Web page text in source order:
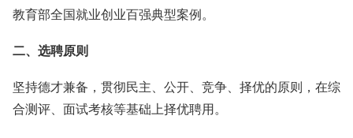
教育部全国就业创业百强典型案例。
二、选聘原则
坚持德才兼备，贯彻民主、公开、竞争、择优的原则，在综
合测评、面试考核等基础上择优聘用。